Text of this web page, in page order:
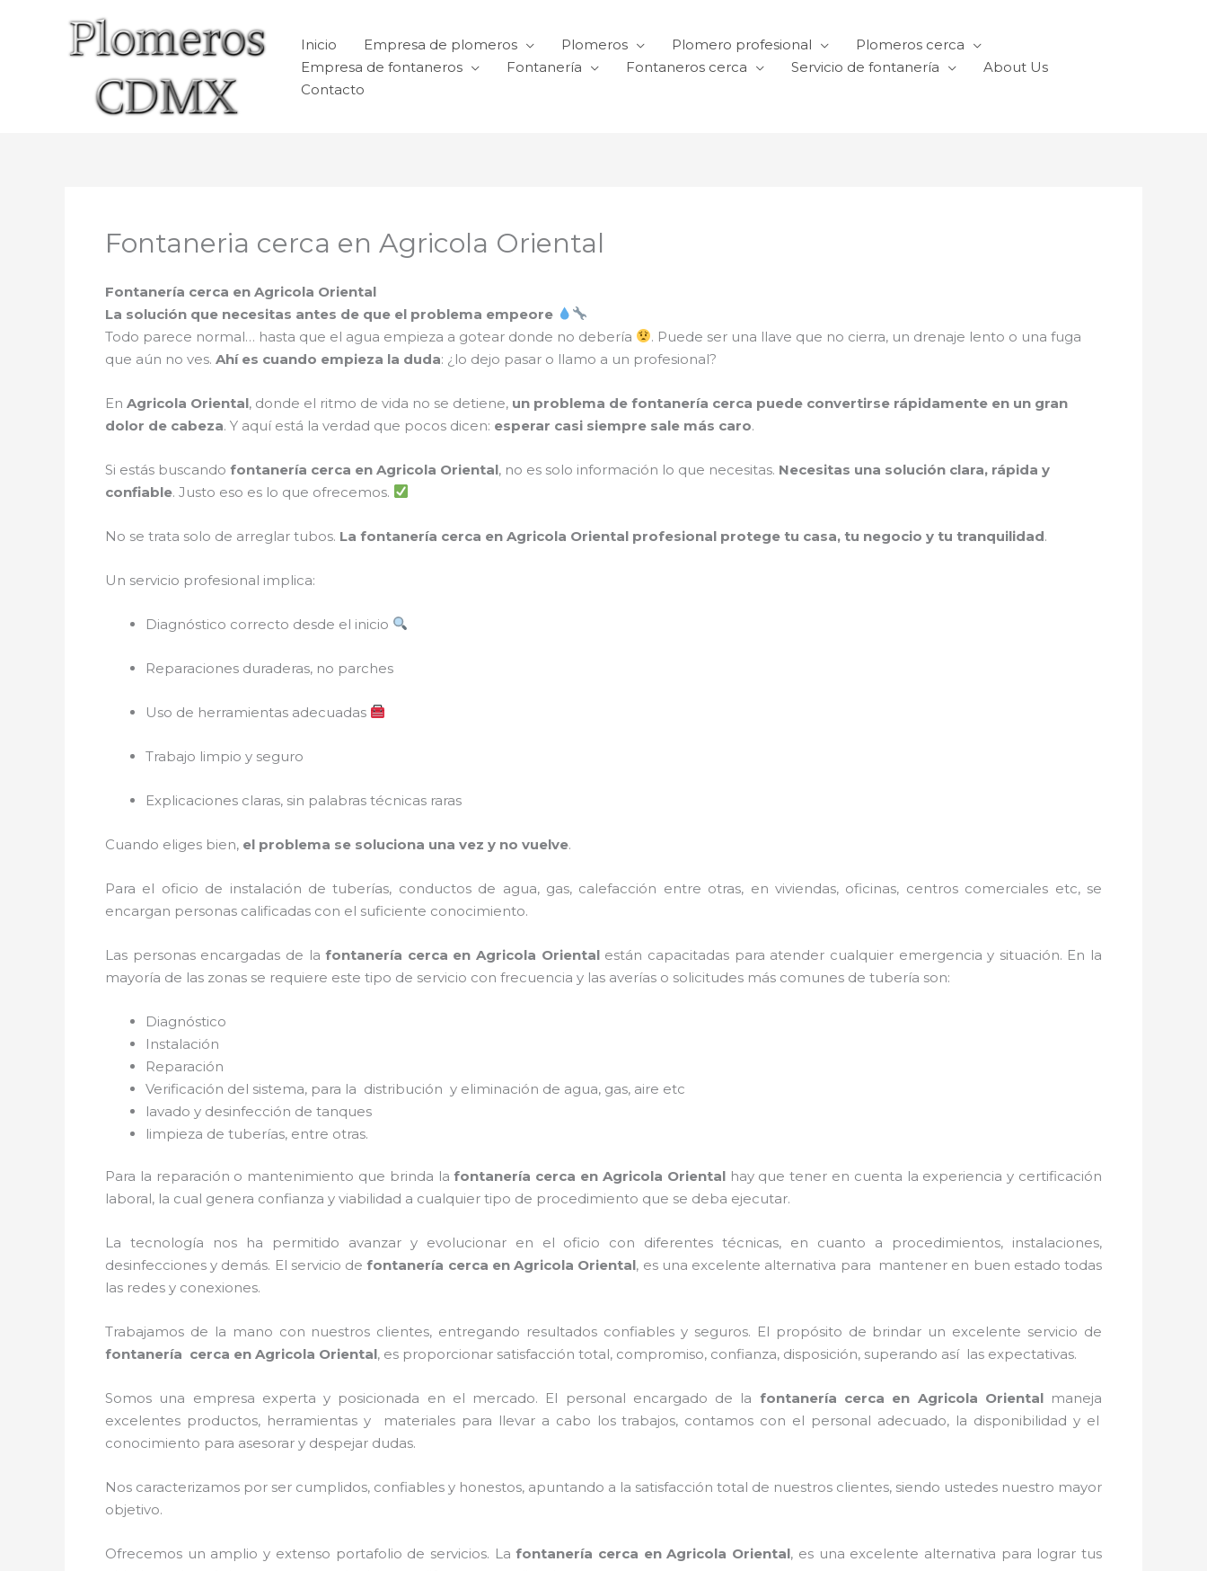
Inicio Empresa de plomeros Plomeros Plomero profesional
Plomeros cerca
Empresa de fontaneros
Fontanería Fontaneros cerca Servicio de fontanería
About Us
Contacto
Fontaneria cerca en Agricola Oriental
Fontanería cerca en Agricola Oriental
La solución que necesitas antes de que el problema empeore
Todo parece normal… hasta que el agua empieza a gotear donde no debería
. Puede ser una llave que no cierra, un drenaje lento o una fuga
que aún no ves. Ahí es cuando empieza la duda: ¿lo dejo pasar o llamo a un profesional?
En Agricola Oriental, donde el ritmo de vida no se detiene, un problema de fontanería cerca puede convertirse rápidamente en un gran
dolor de cabeza. Y aquí está la verdad que pocos dicen: esperar casi siempre sale más caro.
Si estás buscando fontanería cerca en Agricola Oriental, no es solo información lo que necesitas. Necesitas una solución clara, rápida y
confiable. Justo eso es lo que ofrecemos.
No se trata solo de arreglar tubos. La fontanería cerca en Agricola Oriental profesional protege tu casa, tu negocio y tu tranquilidad.
Un servicio profesional implica:
Diagnóstico correcto desde el inicio
Reparaciones duraderas, no parches
Uso de herramientas adecuadas
Trabajo limpio y seguro
Explicaciones claras, sin palabras técnicas raras
Cuando eliges bien, el problema se soluciona una vez y no vuelve.
Para el oficio de instalación de tuberías, conductos de agua, gas, calefacción entre otras, en viviendas, oficinas, centros comerciales etc, se
encargan personas calificadas con el suficiente conocimiento.
Las personas encargadas de la fontanería cerca enAgricola Orientalestán capacitadas para atender cualquier emergencia y situación. En la
mayoría de las zonas se requiere este tipo de servicio con frecuencia y las averías o solicitudes más comunes de tubería son:
Diagnóstico
Instalación
Reparación
Verificación del sistema, para la distribución y eliminación de agua, gas, aire etc
lavado y desinfección de tanques
limpieza de tuberías, entre otras.
Para la reparación o mantenimiento que brinda lafontanería cerca en Agricola Oriental hay que tener en cuenta la experiencia y certificación
laboral, la cual genera confianza y viabilidad a cualquier tipo de procedimiento que se deba ejecutar.
La tecnología nos ha permitido avanzar y evolucionar en el oficio con diferentes técnicas, en cuanto a procedimientos, instalaciones,
desinfecciones y demás. El servicio defontanería cerca enAgricola Oriental, es una excelente alternativa para mantener en buen estado todas
las redes y conexiones.
Trabajamos de la mano con nuestros clientes, entregando resultados confiables y seguros. El propósito de brindar un excelente servicio de
fontanería cerca en Agricola Oriental, es proporcionar satisfacción total, compromiso, confianza, disposición, superando así las expectativas.
Somos una empresa experta y posicionada en el mercado. El personal encargado de la fontanería cerca en Agricola Oriental maneja
excelentes productos, herramientas y materiales para llevar a cabo los trabajos, contamos con el personal adecuado, la disponibilidad y el
conocimiento para asesorar y despejar dudas.
Nos caracterizamos por ser cumplidos, confiables y honestos, apuntando a la satisfacción total de nuestros clientes, siendo ustedes nuestro mayor
objetivo.
Ofrecemos un amplio y extenso portafolio de servicios. Lafontanería cerca enAgricola Oriental, es una excelente alternativa para lograr tus